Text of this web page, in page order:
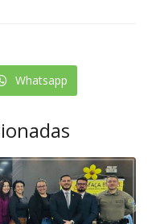
Whatsapp